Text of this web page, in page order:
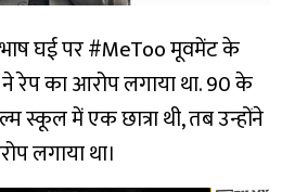
घई पर #MeToo मूवमेंट के
रेप का आरोप लगाया था. 90 के
में एक छात्रा थी, तब उन्होंने
लगाया था।